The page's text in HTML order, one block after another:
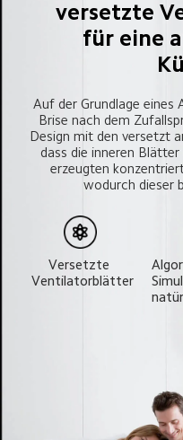
versetzte
für eine
Auf der Grundlage eines
Brise nach dem
Design mit den versetzt
dass die inneren
erzeugten
wodurch dieser
Versetzte
Ventilatorblätter